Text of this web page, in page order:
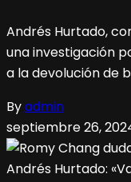
Andrés Hurtado,
una investigación
a la devolución de
Byadmin
septiembre 26,